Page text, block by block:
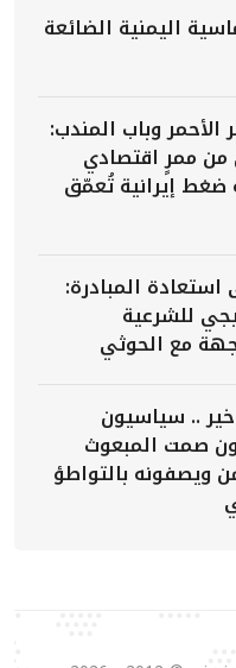
اليمنية الضائعة
الأحمر وباب المندب:
من ممرٍ اقتصادي
إيرانية تُعمّق
المبادرة:
للشرعية
مع الحوثي
.. سياسيون
صمت المبعوث
ويصفونه بالتواطؤ